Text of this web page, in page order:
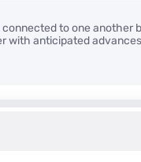
to one
with anticipated